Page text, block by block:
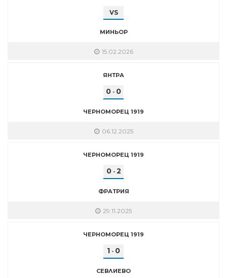
VS
МИНЬОР
15.02.2026
ЯНТРА
0 - 0
ЧЕРНОМОРЕЦ 1919
06.12.2025
ЧЕРНОМОРЕЦ 1919
0- 2
ФРАТРИЯ
29.11.2025
ЧЕРНОМОРЕЦ 1919
1 - 0
СЕВЛИЕВО